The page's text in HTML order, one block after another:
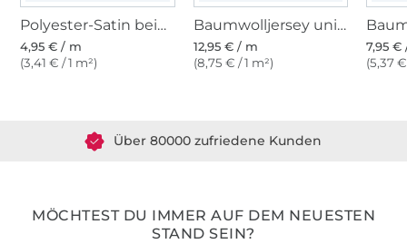
Polyester-Satin beige
4,95 € / m
(3,41 € / 1 m²)
Baumwolljersey uni, hellbraun
12,95 € / m
(8,75 € / 1 m²)
7,95 €
(5,37
Über 80000 zufriedene Kunden
MÖCHTEST DU IMMER AUF DEM NEUESTEN
STAND SEIN?